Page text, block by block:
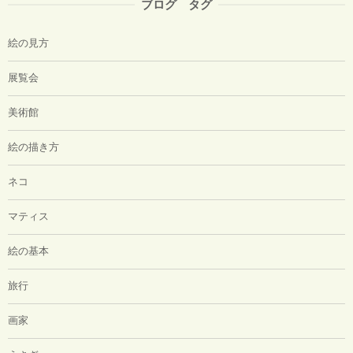
ブログ タグ
絵の見方
展覧会
美術館
絵の描き方
ネコ
マティス
絵の基本
旅行
画家